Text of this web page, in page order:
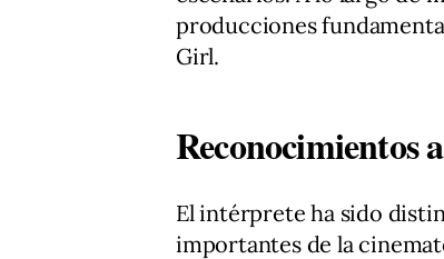
producciones
Girl.
Reconocimientos
El intérprete ha sido
importantes de la